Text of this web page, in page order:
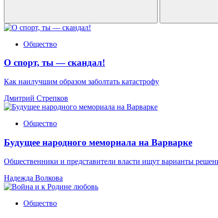
Общество
О спорт, ты — скандал!
Как наилучшим образом заболтать катастрофу
Дмитрий Стрепков
Общество
Будущее народного мемориала на Варварке
Общественники и представители власти ищут варианты
Надежда Волкова
Общество